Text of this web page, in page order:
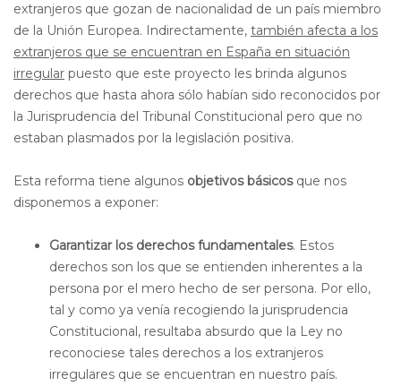
extranjeros que gozan de nacionalidad de un país miembro
de la Unión Europea. Indirectamente, también afecta a los
extranjeros que se encuentran en España en situación
irregular puesto que este proyecto les brinda algunos
derechos que hasta ahora sólo habían sido reconocidos por
la Jurisprudencia del Tribunal Constitucional pero que no
estaban plasmados por la legislación positiva.
Esta reforma tiene algunos objetivos básicosque nos
disponemos a exponer:
Garantizar los derechos fundamentales. Estos
derechos son los que se entienden inherentes a la
persona por el mero hecho de ser persona. Por ello,
tal y como ya venía recogiendo la jurisprudencia
Constitucional, resultaba absurdo que la Ley no
reconociese tales derechos a los extranjeros
irregulares que se encuentran en nuestro país.